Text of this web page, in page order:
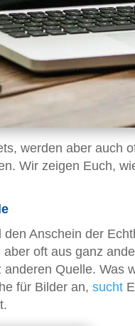
werden aber auch
Wir zeigen Euch,
Anschein der
oft aus ganz
Quelle. Was
für Bilder an, sucht